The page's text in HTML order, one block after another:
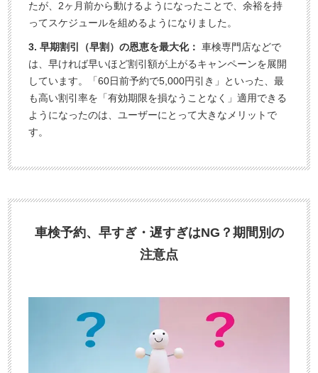
たが、2ヶ月前から動けるようになったことで、余裕を持
ってスケジュールを組めるようになりました。
3. 早期割引（早割）の恩恵を最大化： 車検専門店などで
は、早ければ早いほど割引額が上がるキャンペーンを展開
しています。「60日前予約で5,000円引き」といった、最
も高い割引率を「有効期限を損なうことなく」適用できる
ようになったのは、ユーザーにとって大きなメリットで
す。
車検予約、早すぎ・遅すぎはNG？期間別の
注意点